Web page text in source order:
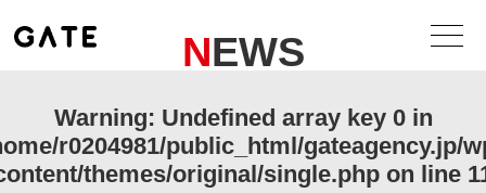
NEWS
Warning: Undefined array key 0 in
r0204981/public_html/gateagency.jp/
themes/original/single.php on line